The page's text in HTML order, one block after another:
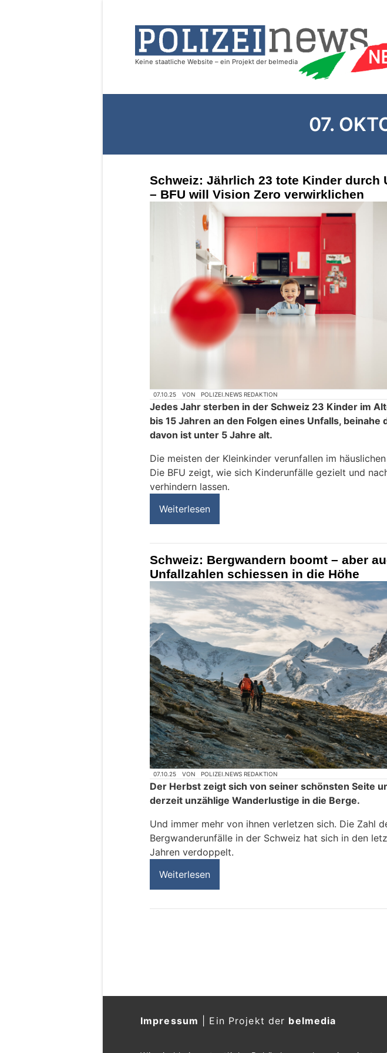
07.
Schweiz: Jährlich 23 tote Kinder durch
– BFU will Vision Zero verwirklichen
07.10.25 VON POLIZEI.NEWS REDAKTION
Jedes Jahr sterben in der Schweiz 23 Kinder im
bis 15 Jahren an den Folgen eines Unfalls, beinahe
davon ist unter 5 Jahre alt.
Die meisten der Kleinkinder verunfallen im
Die BFU zeigt, wie sich Kinderunfälle gezielt und
verhindern lassen.
Weiterlesen
Schweiz: Bergwandern boomt – aber
Unfallzahlen schiessen in die Höhe
07.10.25 VON POLIZEI.NEWS REDAKTION
Der Herbst zeigt sich von seiner schönsten Seite
derzeit unzählige Wanderlustige in die Berge.
Und immer mehr von ihnen verletzen sich. Die Zahl
Bergwanderunfälle in der Schweiz hat sich in den
Jahren verdoppelt.
Weiterlesen
Impressum Ein Projekt der belmedia